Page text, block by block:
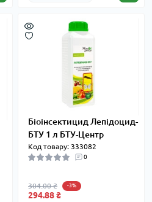
Біоінсектицид Лепідоцид-
БТУ 1 л БТУ-Центр
Код товару: 333082
0
304.00 ₴ -3%
294.88 ₴